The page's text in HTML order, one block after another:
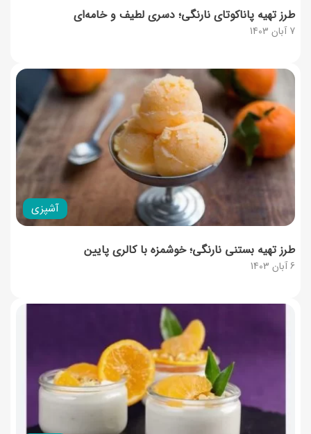
7 آبان 1403
طرز تهیه پاناکوتای نارنگی؛ دسری لطیف و خامه‌ای
آشپزی
6 آبان 1403
طرز تهیه بستنی نارنگی؛ خوشمزه با کالری پایین